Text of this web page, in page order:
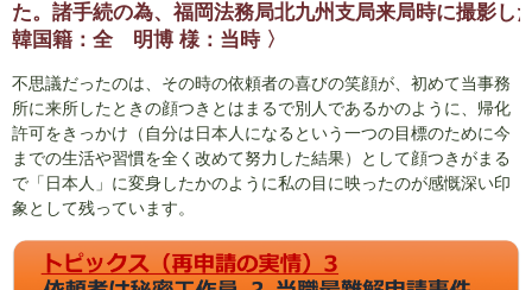
た。諸手続の為、福岡法務局北九州支局来局時に撮影し
韓国籍：全 明博 様：当時 〉
不思議だったのは、その時の依頼者の喜びの笑顔が、初めて当事務
所に来所したときの顔つきとはまるで別人であるかのように、帰化
許可をきっかけ（自分は日本人になるという一つの目標のために今
までの生活や習慣を全く改めて努力した結果）として顔つきがまる
で「日本人」に変身したかのように私の目に映ったのが感慨深い印
象として残っています。